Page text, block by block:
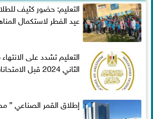
التعليم: حضور كثيف
عيد الفطر لاستكمال
التعليم تشدد على
الثاني 2024 قبل الامتحانات
إطلاق القمر الصناعي ”